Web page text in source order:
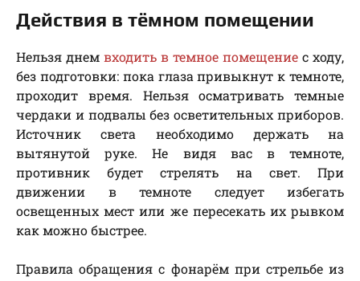
Действия в тёмном помещении
Нельзя днем входить в темное помещение с ходу,
без подготовки: пока глаза привыкнут к темноте,
проходит время. Нельзя осматривать темные
чердаки и подвалы без осветительных приборов.
Источник света необходимо держать на
вытянутой руке. Не видя вас в темноте,
противник будет стрелять на свет. При
движении в темноте следует избегать
освещенных мест или же пересекать их рывком
как можно быстрее.
Правила обращения с фонарём при стрельбе из